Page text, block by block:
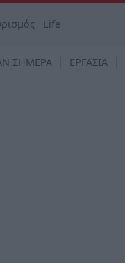
Life
ΣΗΜΕΡΑ ΕΡΓΑΣΙΑ